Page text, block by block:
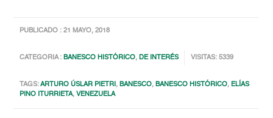
PUBLICADO : 21 MAYO, 2018
CATEGORIA :BANESCO HISTÓRICO,DE INTERÉS VISITAS: 5339
TAGS:ARTURO ÚSLAR PIETRI,BANESCO,BANESCO HISTÓRICO, ELÍAS
PINO ITURRIETA,VENEZUELA